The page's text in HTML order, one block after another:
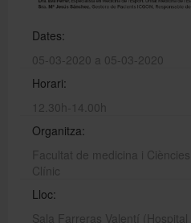
Dates:
05-03-2020 a 05-03-2020
Horari:
12.30h-14.00h
Organitza:
Facultat de medicina i
Clínic
Lloc:
Sala Farreras Valentí (Hospital